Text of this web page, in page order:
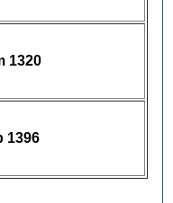
1320
1396